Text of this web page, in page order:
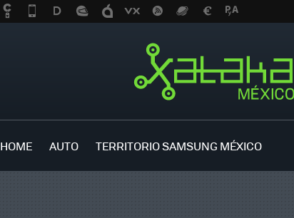
HOME AUTO TERRITORIO SAMSUNG MÉXICO